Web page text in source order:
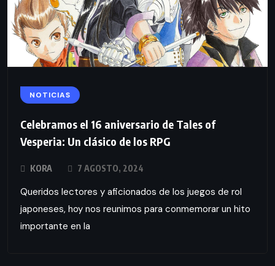
NOTICIAS
Celebramos el 16 aniversario de Tales of
Vesperia: Un clásico de los RPG
KORA 7 AGOSTO, 2024
Queridos lectores y aficionados de los juegos de rol
japoneses, hoy nos reunimos para conmemorar un hito
importante en la